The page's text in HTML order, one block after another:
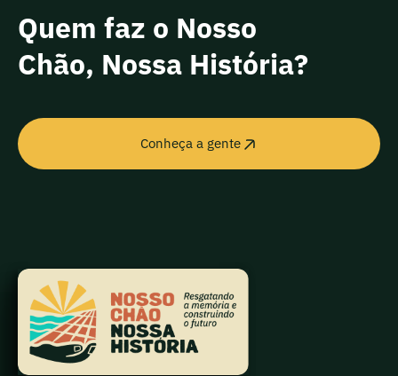
Quem faz o Nosso
Chão, Nossa História?
Conheça a gente